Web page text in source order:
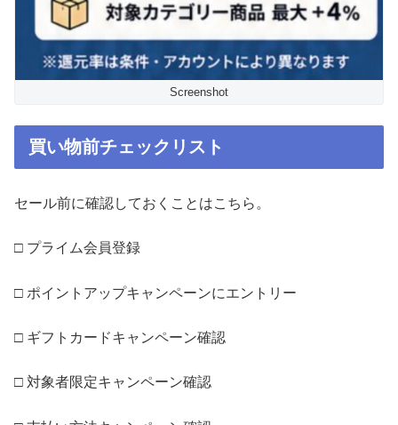
Screenshot
買い物前チェックリスト
セール前に確認しておくことはこちら。
□ プライム会員登録
□ ポイントアップキャンペーンにエントリー
□ ギフトカードキャンペーン確認
□ 対象者限定キャンペーン確認